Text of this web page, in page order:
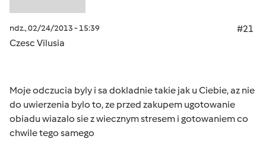
ndz., 02/24/2013 - 15:39
#21
Czesc Vilusia
Moje odczucia byly i sa dokladnie takie jak u Ciebie, az nie
do uwierzenia bylo to, ze przed zakupem ugotowanie
obiadu wiazalo sie z wiecznym stresem i gotowaniem co
chwile tego samego